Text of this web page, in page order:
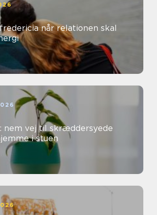
relationen skal
nem vej til skræddersyede
i stuen